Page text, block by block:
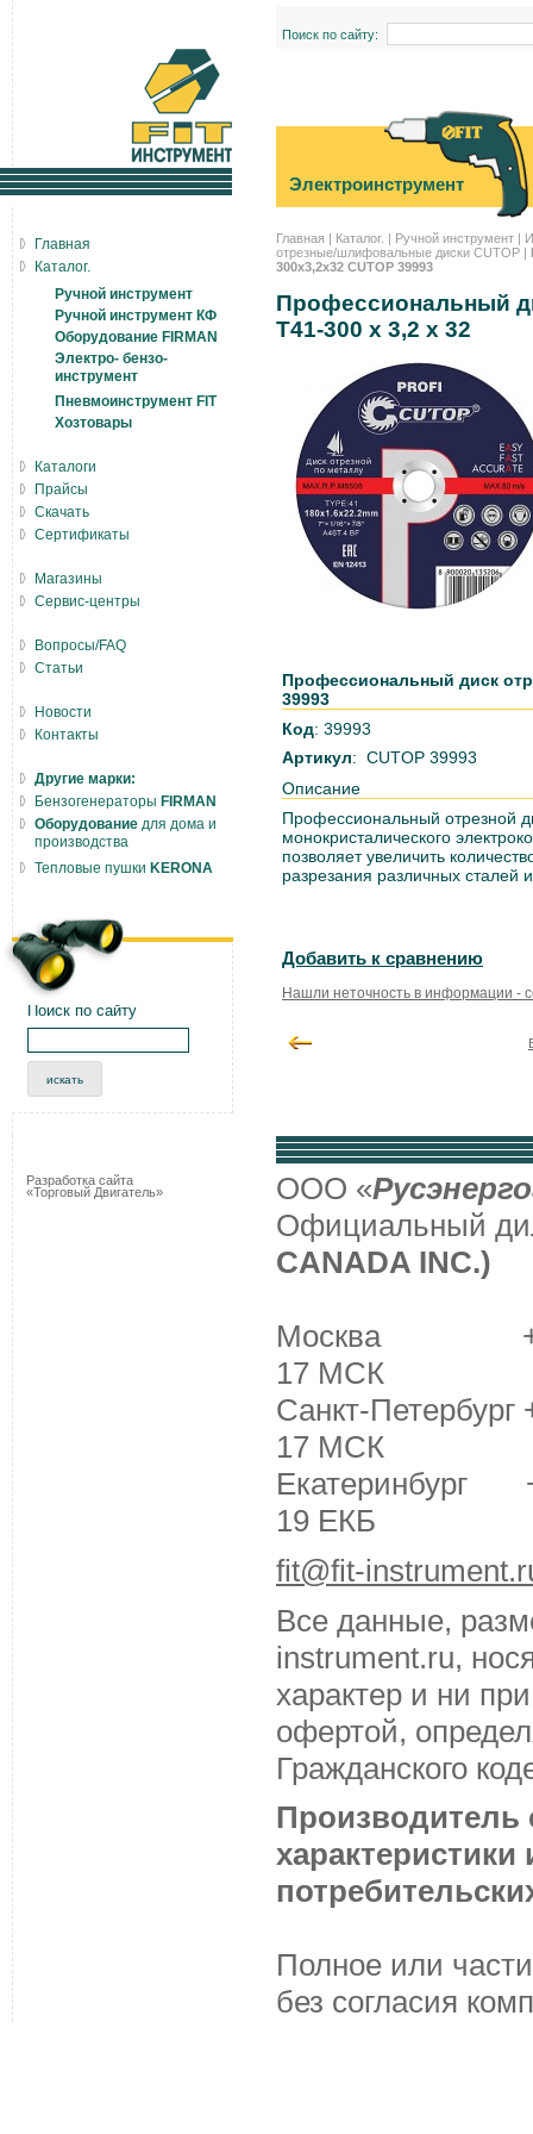
Поиск по сайту:
Электроинструмент
Главная | Каталог. | Ручной инструмент |
отрезные/шлифовальные диски CUTOP |
300х3,2х32 CUTOP 39993
Профессиональный
Т41-300 х 3,2 х 32
Профессиональный диск
39993
Код: 39993
Артикул: CUTOP 39993
Описание
Профессиональный отрезной
монокристалического
позволяет увеличить
разрезания различных сталей
Добавить к сравнению
Нашли неточность в информации -
Главная
Каталог.
Ручной инструмент
Ручной инструмент КФ
Оборудование FIRMAN
Электро- бензо-
инструмент
Пневмоинструмент FIT
Хозтовары
Каталоги
Прайсы
Скачать
Сертификаты
Магазины
Сервис-центры
Вопросы/FAQ
Статьи
Новости
Контакты
Другие марки:
Бензогенераторы FIRMAN
Оборудование для дома и
производства
Тепловые пушки KERONA
Поиск по сайту
Разработка сайта
«Торговый Двигатель»
ООО «
Официальный
CANADA INC.)
Москва +7
17 МСК
Санкт-
17 МСК
Екатеринбург
19 ЕКБ
fit@fit-
Все данные,
instrument.ru,
характер и ни
офертой,
Гражданского
Производитель
Полное или
без согласия